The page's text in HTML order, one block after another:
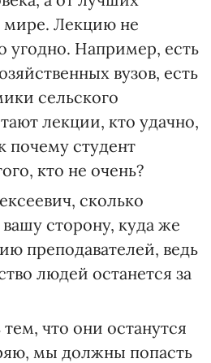
мире. Лекцию не
угодно. Например, есть
вузов, есть
сельского
лекции, кто удачно,
почему студент
кто не очень?
сколько
сторону, куда же
преподавателей, ведь
людей останется за
что они останутся
мы должны попасть